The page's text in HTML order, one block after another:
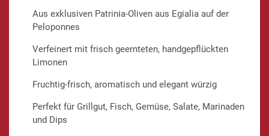
Aus exklusiven Patrinia-Oliven aus Egialia auf der
Peloponnes
Verfeinert mit frisch geernteten, handgepflückten
Limonen
Fruchtig-frisch, aromatisch und elegant würzig
Perfekt für Grillgut, Fisch, Gemüse, Salate, Marinaden
und Dips